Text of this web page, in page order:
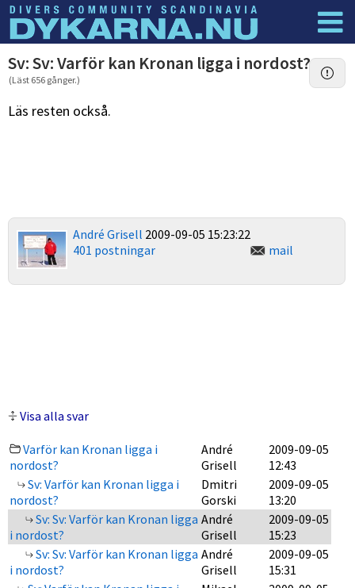
Dyknyheter Logga in
Sv: Sv: Varför kan Kronan ligga i nordost?
(Läst 656 gånger.)
Läs resten också.
André Grisell 2009-09-05 15:23:22
401 postningar
mail
Visa alla svar
Varför kan Kronan ligga i
nordost?
André
Grisell
2009-09-05
12:43
Sv: Varför kan Kronan ligga i
nordost?
Dmitri
Gorski
2009-09-05
13:20
Sv: Sv: Varför kan Kronan ligga
i nordost?
André
Grisell
2009-09-05
15:23
Sv: Sv: Varför kan Kronan ligga
i nordost?
André
Grisell
2009-09-05
15:31